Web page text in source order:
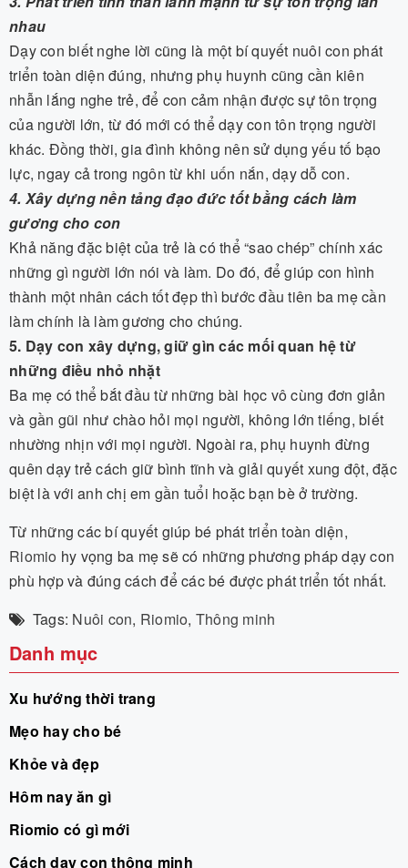
nhau
Dạy con biết nghe lời cũng là một bí quyết nuôi con phát
triển toàn diện đúng, nhưng phụ huynh cũng cần kiên
nhẫn lắng nghe trẻ, để con cảm nhận được sự tôn trọng
của người lớn, từ đó mới có thể dạy con tôn trọng người
khác. Đồng thời, gia đình không nên sử dụng yếu tố bạo
lực, ngay cả trong ngôn từ khi uốn nắn, dạy dỗ con.
4. Xây dựng nền tảng đạo đức tốt bằng cách làm
gương cho con
Khả năng đặc biệt của trẻ là có thể “sao chép” chính xác
những gì người lớn nói và làm. Do đó, để giúp con hình
thành một nhân cách tốt đẹp thì bước đầu tiên ba mẹ cần
làm chính là làm gương cho chúng.
5. Dạy con xây dựng, giữ gìn các mối quan hệ từ
những điều nhỏ nhặt
Ba mẹ có thể bắt đầu từ những bài học vô cùng đơn giản
và gần gũi như chào hỏi mọi người, không lớn tiếng, biết
nhường nhịn với mọi người. Ngoài ra, phụ huynh đừng
quên dạy trẻ cách giữ bình tĩnh và giải quyết xung đột, đặc
biệt là với anh chị em gần tuổi hoặc bạn bè ở trường.
Từ những các bí quyết giúp bé phát triển toàn diện,
Riomio hy vọng ba mẹ sẽ có những phương pháp dạy con
phù hợp và đúng cách để các bé được phát triển tốt nhất.
Tags: Nuôi con, Riomio, Thông minh
Danh mục
Xu hướng thời trang
Mẹo hay cho bé
Khỏe và đẹp
Hôm nay ăn gì
Riomio có gì mới
Cách dạy con thông minh